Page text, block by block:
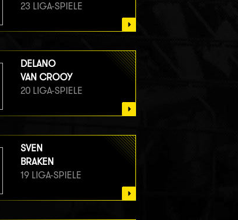
23 LIGA-SPIELE
DELANO
VAN CROOY
20 LIGA-SPIELE
SVEN
BRAKEN
19 LIGA-SPIELE